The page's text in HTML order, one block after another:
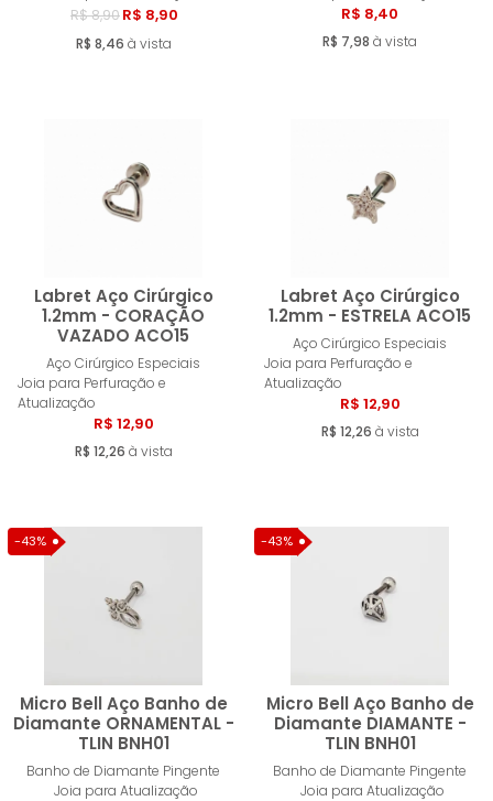
R$ 8,90R$ 8,90
R$ 8,46 à vista
R$ 8,40
R$ 7,98 à vista
Labret Aço Cirúrgico
1.2mm - CORAÇÃO
VAZADO ACO15
Aço Cirúrgico Especiais
Joia para Perfuração e
Atualização
R$ 12,90
R$ 12,26 à vista
Comprar
Labret Aço Cirúrgico
1.2mm - ESTRELA ACO15
Aço Cirúrgico Especiais
Joia para Perfuração e
Atualização
R$ 12,90
R$ 12,26 à vista
-43%
Micro Bell Aço Banho de
Diamante ORNAMENTAL -
TLIN BNH01
Banho de Diamante Pingente
Joia para Atualização
Comprar
-43%
Micro Bell Aço Banho de
Diamante DIAMANTE -
TLIN BNH01
Banho de Diamante Pingente
Joia para Atualização